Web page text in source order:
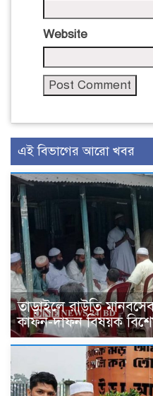
Website
এই বিভাগের আরো খবর
তাড়াইলে রাউতি
কাফন-দাফন বিষয়ক